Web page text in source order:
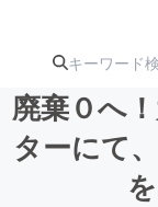
注目のリ
廃棄０へ
ターにて